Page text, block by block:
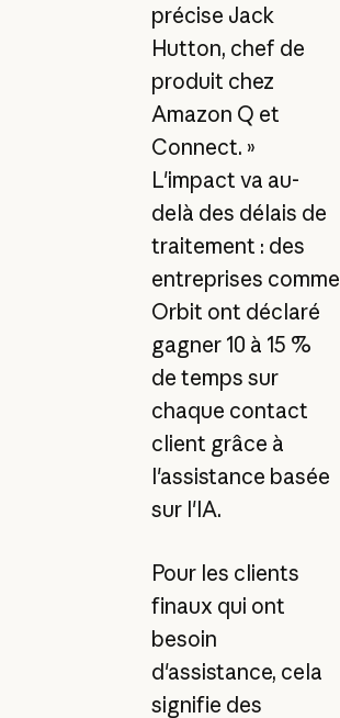
précise Jack
Hutton, chef de
produit chez
Amazon Q et
Connect. »
L'impact va au-
delà des délais de
traitement : des
entreprises comme
Orbit ont déclaré
gagner 10 à 15 %
de temps sur
chaque contact
client grâce à
l'assistance basée
sur l'IA.
Pour les clients
finaux qui ont
besoin
d'assistance, cela
signifie des